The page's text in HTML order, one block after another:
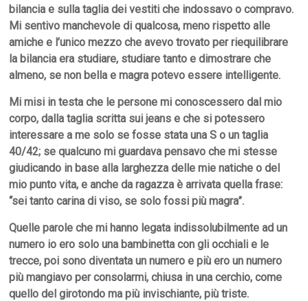
bilancia e sulla taglia dei vestiti che indossavo o compravo.
Mi sentivo manchevole di qualcosa, meno rispetto alle
amiche e l’unico mezzo che avevo trovato per riequilibrare
la bilancia era studiare, studiare tanto e dimostrare che
almeno, se non bella e magra potevo essere intelligente.
Mi misi in testa che le persone mi conoscessero dal mio
corpo, dalla taglia scritta sui jeans e che si potessero
interessare a me solo se fosse stata una S o un taglia
40/42; se qualcuno mi guardava pensavo che mi stesse
giudicando in base alla larghezza delle mie natiche o del
mio punto vita, e anche da ragazza è arrivata quella frase:
“sei tanto carina di viso, se solo fossi più magra”.
Quelle parole che mi hanno legata indissolubilmente ad un
numero io ero solo una bambinetta con gli occhiali e le
trecce, poi sono diventata un numeroe più ero un numero
più mangiavo per consolarmi, chiusa in una cerchio, come
quello del girotondo ma più invischiante, più triste.